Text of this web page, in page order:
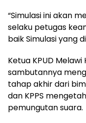
“Simulasi ini akan
selaku petugas
baik Simulasi yang
Ketua KPUD
sambutannya
tahap akhir dari
dan KPPS
pemungutan suara.